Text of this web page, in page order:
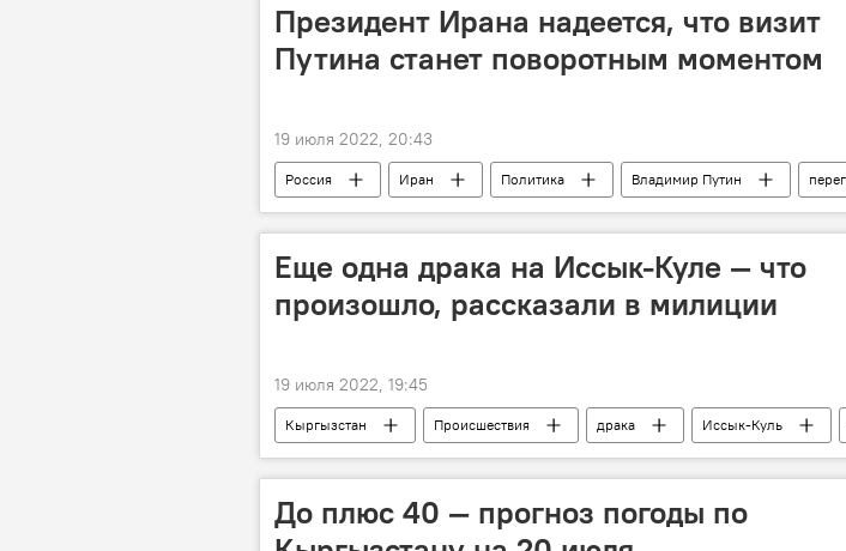
Президент Ирана надеется, что визит
Путина станет поворотным моментом
19 июля 2022, 20:43
Россия Иран Политика Владимир Путин
Еще одна драка на Иссык-Куле — что
произошло, рассказали в милиции
19 июля 2022, 19:45
Кыргызстан Происшествия драка Иссык-Куль
До плюс 40 — прогноз погоды по